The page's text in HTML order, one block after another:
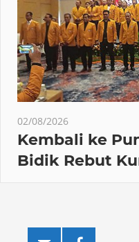
02/08/2026
Kembali ke
Bidik Rebut